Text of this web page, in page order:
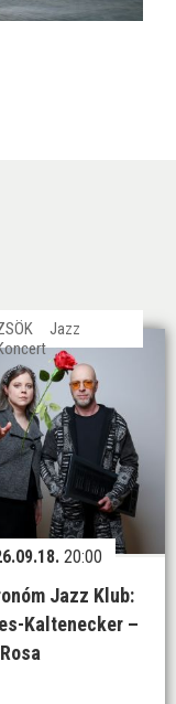
Jazz
20:00
Jazz Klub:
Kaltenecker –